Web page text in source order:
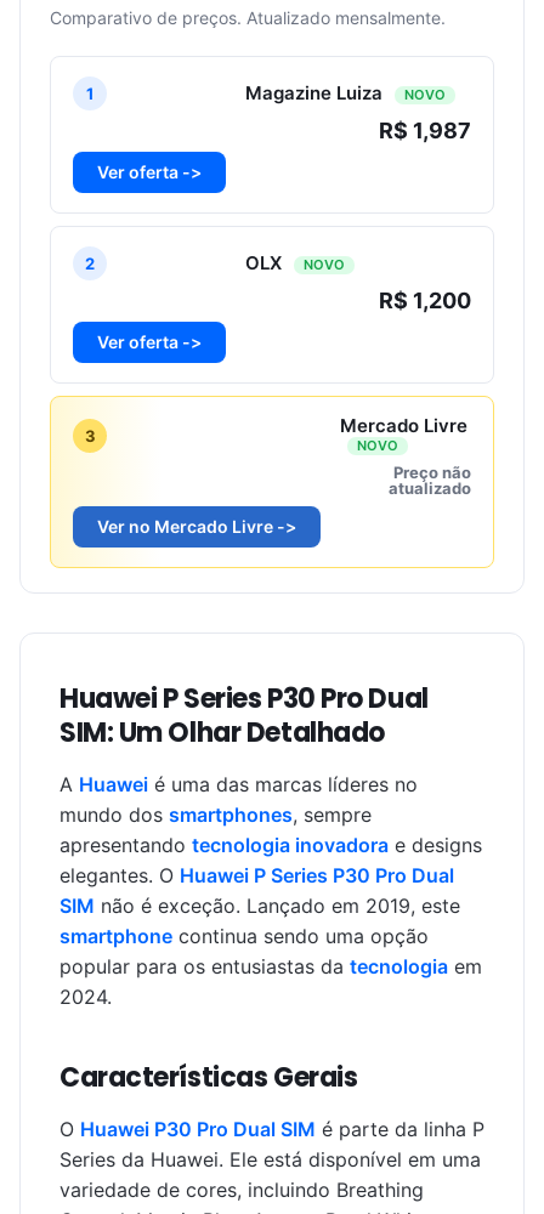
Comparativo de preços. Atualizado mensalmente.
1 Magazine Luiza NOVO
R$ 1,987
Ver oferta ->
2 OLX NOVO
R$ 1,200
Ver oferta ->
3 Mercado Livre
NOVO
Preço não
atualizado
Ver no Mercado Livre ->
Huawei P Series P30 Pro Dual
SIM: Um Olhar Detalhado
A Huawei é uma das marcas líderes no
mundo dos smartphones, sempre
apresentando tecnologia inovadora e designs
elegantes. O Huawei P Series P30 Pro Dual
SIM não é exceção. Lançado em 2019, este
smartphone continua sendo uma opção
popular para os entusiastas da tecnologia em
2024.
Características Gerais
O Huawei P30 Pro Dual SIM é parte da linha P
Series da Huawei. Ele está disponível em uma
variedade de cores, incluindo Breathing